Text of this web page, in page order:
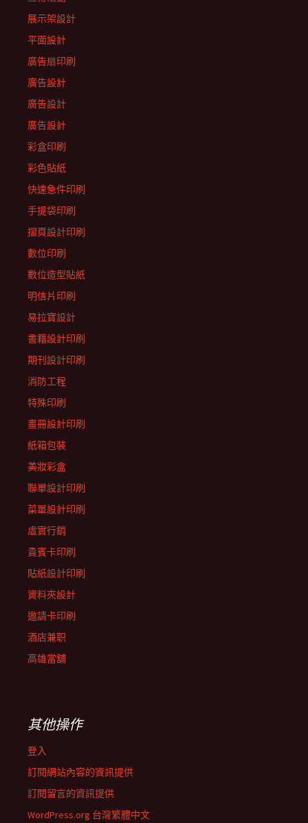
展示架設計
平面設計
廣告扇印刷
廣告設計
廣告設計
廣告設計
彩盒印刷
彩色貼紙
快速急件印刷
手提袋印刷
摺頁設計印刷
數位印刷
數位造型貼紙
明信片印刷
易拉寶設計
書籍設計印刷
期刊設計印刷
消防工程
特殊印刷
畫冊設計印刷
紙箱包裝
美妝彩盒
聯單設計印刷
菜單設計印刷
虛實行銷
貴賓卡印刷
貼紙設計印刷
資料夾設計
邀請卡印刷
酒店兼职
高雄當舖
其他操作
登入
訂閱網站內容的資訊提供
訂閱留言的資訊提供
WordPress.org 台灣繁體中文